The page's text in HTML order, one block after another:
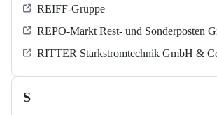
REIFF-Gruppe
REPO-Markt Rest- und Sonderposten
RITTER Starkstromtechnik GmbH &
S